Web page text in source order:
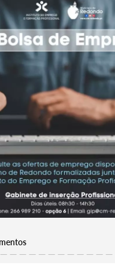
Pesquisa
gerais